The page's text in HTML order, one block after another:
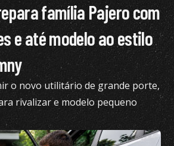
família Pajero com
e até modelo ao estilo
o novo utilitário de grande porte,
rivalizar e modelo pequeno
Jimny